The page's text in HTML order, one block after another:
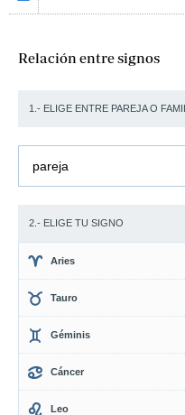
Relación entre signos
1.- ELIGE ENTRE PAREJA O
pareja
2.- ELIGE TU SIGNO
Aries
Tauro
Géminis
Cáncer
Leo